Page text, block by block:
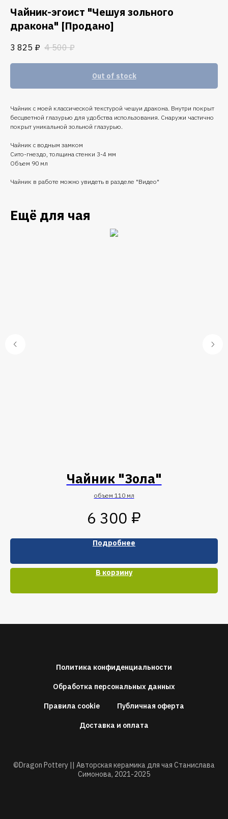
Чайник-эгоист "Чешуя зольного
дракона" [Продано]
3 825 ₽ 4 500 ₽
Out of stock
Чайник с моей классической текстурой чешуи дракона. Внутри покрыт
бесцветной глазурью для удобства использования. Снаружи частично
покрыт уникальной зольной глазурью.
Чайник с водным замком
Сито-гнездо, толщина стенки 3-4 мм
Объем 90 мл
Чайник в работе можно увидеть в разделе "Видео"
Ещё для чая
Чайник "Зола"
объем 110 мл
6 300 ₽
Подробнее
В корзину
Политика конфиденциальности
Обработка персональных данных
Правила cookie Публичная оферта
Доставка и оплата
©Dragon Pottery || Авторская керамика для чая Станислава
Симонова, 2021-2025